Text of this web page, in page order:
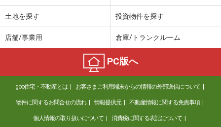
土地を探す 投資物件を探す
店舗/事業用 倉庫/トランクルーム
PC版へ
goo住宅・不動産とは お客さまご利用端末からの情報の外部送信について
物件に関するお問合せの流れ 情報提供元 不動産情報に関する免責事項
個人情報の取り扱いについて 消費税に関する表記について